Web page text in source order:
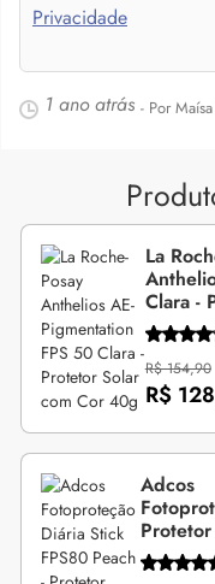
Privacidade
1 ano atrás - Por
La
Clara -
R$ 154,90
R$
Adcos